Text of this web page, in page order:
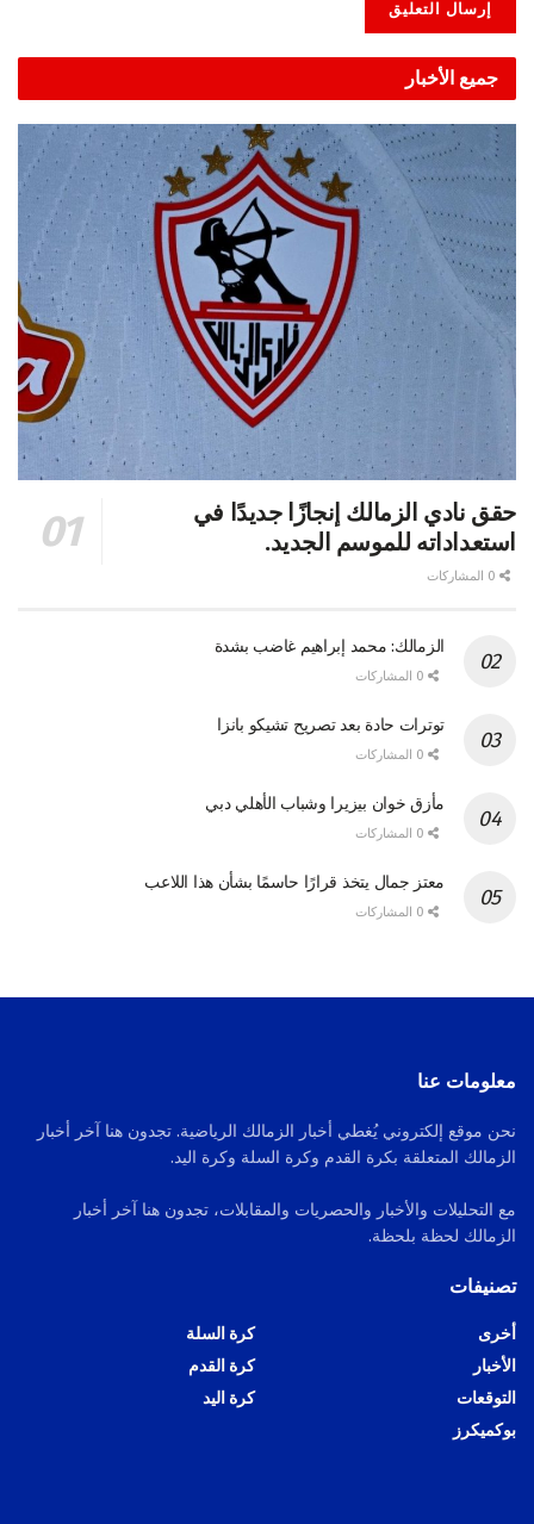
Alternative:
جميع الأخبار
حقق نادي الزمالك إنجازًا جديدًا في
استعداداته للموسم الجديد.
الزمالك: محمد إبراهيم غاضب بشدة
توترات حادة بعد تصريح تشيكو بانزا
مأزق خوان بيزيرا وشباب الأهلي دبي
معتز جمال يتخذ قرارًا حاسمًا بشأن هذا اللاعب
معلومات عنا
نحن موقع إلكتروني يُغطي أخبار الزمالك الرياضية. تجدون هنا آخر أخبار
الزمالك المتعلقة بكرة القدم وكرة السلة وكرة اليد.
مع التحليلات والأخبار والحصريات والمقابلات، تجدون هنا آخر أخبار
الزمالك لحظة بلحظة.
تصنيفات
أخرى
الأخبار
التوقعات
بوكميكرز
كرة السلة
كرة القدم
كرة اليد